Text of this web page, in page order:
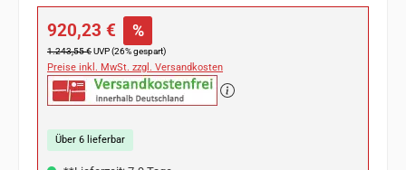
Verkaufspreis:
920,23 € %
Regulärer Preis:
1.243,55 €UVP (26% gespart)
Preise inkl. MwSt. zzgl. Versandkosten
Über 6 lieferbar